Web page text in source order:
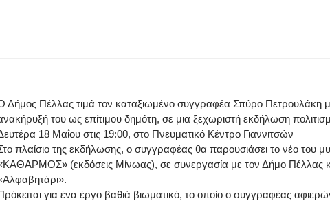
Δήμος Πέλλας τιμά τον καταξιωμένο συγγραφέα Σπύρο Πετρουλάκη
του ως επίτιμου δημότη, σε μια ξεχωριστή εκδήλωση
18 Μαΐου στις 19:00, στο Πνευματικό Κέντρο Γιαννιτσών
πλαίσιο της εκδήλωσης, ο συγγραφέας θα παρουσιάσει το νέο του
(εκδόσεις Μίνωας), σε συνεργασία με τον Δήμο Πέλλας
για ένα έργο βαθιά βιωματικό, το οποίο ο συγγραφέας